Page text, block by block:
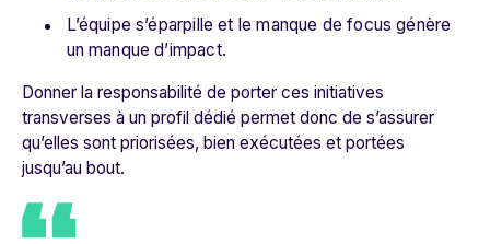
L’équipe s’éparpille et le manque de focus génère
un manque d’impact.
Donner la responsabilité de porter ces initiatives
transverses à un profil dédié permet donc de s’assurer
qu’elles sont priorisées, bien exécutées et portées
jusqu’au bout.